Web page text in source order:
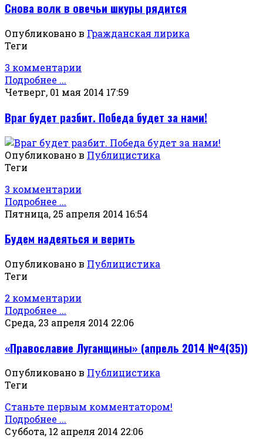
Снова волк в овечьи шкуры рядится
Опубликовано в Гражданская лирика
Теги
3 комментарии
Подробнее ...
Четверг, 01 мая 2014 17:59
Враг будет разбит. Победа будет за нами!
Опубликовано в Публицистика
Теги
3 комментарии
Подробнее ...
Пятница, 25 апреля 2014 16:54
Будем надеяться и верить
Опубликовано в Публицистика
Теги
2 комментарии
Подробнее ...
Среда, 23 апреля 2014 22:06
«Православие Луганщины» (апрель 2014 №4(35))
Опубликовано в Публицистика
Теги
Станьте первым комментатором!
Подробнее ...
Суббота, 12 апреля 2014 22:06